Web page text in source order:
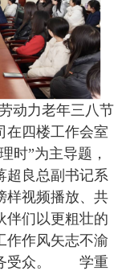
动力老年三八节
在四楼工作会室
时”为主导题，
超良总副书记系
样视频播放、共
伴们以更粗壮的
作作风矢志不渝
务受众。 学重